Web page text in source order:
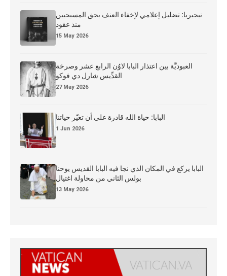
نيجيريا: تضليل إعلامي لإخفاء العنف بحق المسيحيين
منذ عقود
15 May 2026
العبوديَّة بين اعتذار البابا لاوُن الرابع عشر وصرخة
القدِّيس شارل دي فوكو
27 May 2026
البابا: حياة الله قادرة على أن تغيّر حياتنا
1 Jun 2026
البابا يركع في المكان الذي نجا فيه البابا القديس يوحنا
بولس الثاني من محاولة اغتيال
13 May 2026